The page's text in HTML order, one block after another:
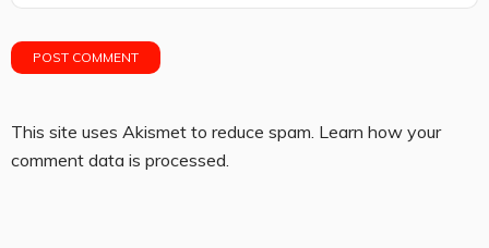
This site uses Akismet to reduce spam. Learn how your
comment data is processed.